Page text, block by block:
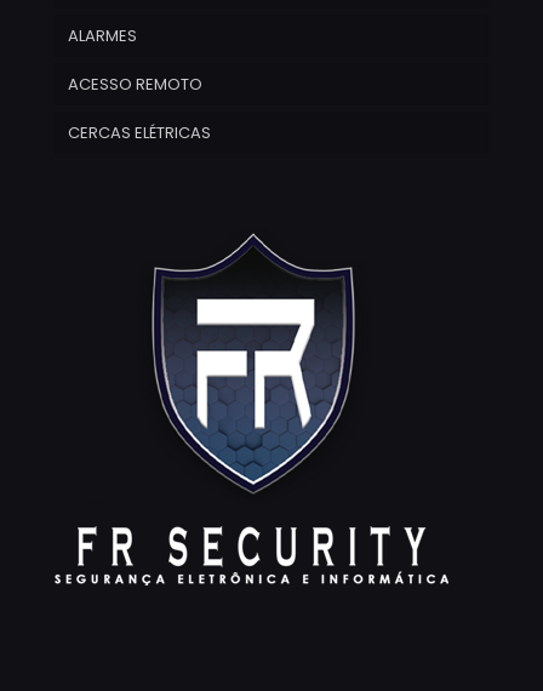
ALARMES
ACESSO REMOTO
CERCAS ELÉTRICAS